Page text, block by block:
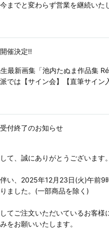
までと変わらず営業を継続い
催決定!!
最新画集「池内たぬま作品集
では【サイン会】【直筆サイン
付終了のお知らせ
て、誠にありがとうございます。
い、2025年12月23日(火)午前
ました。(一部商品を除く)
てご注文いただいているお客様
をお願いいたします。